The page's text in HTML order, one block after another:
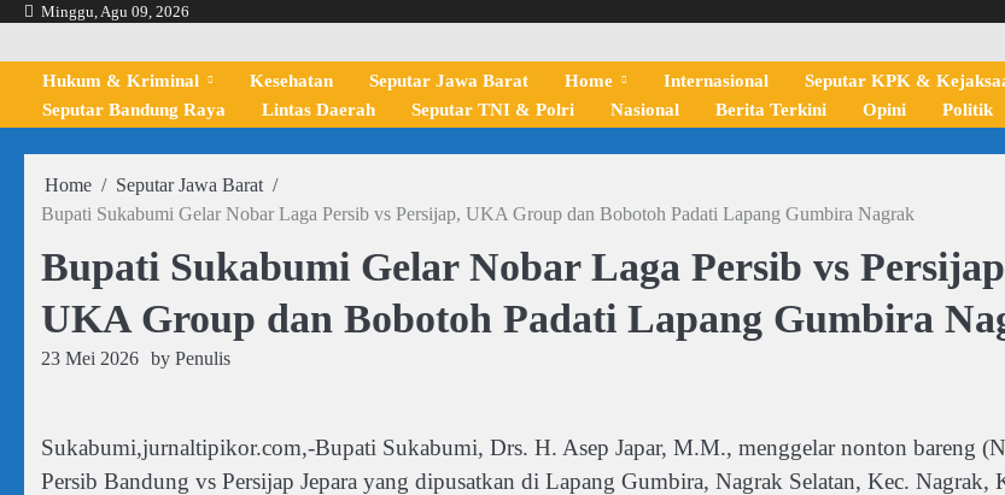
Skip
content
Minggu, Agu 09, 2026
Hukum & Kriminal Kesehatan Seputar Jawa Barat Home Internasional Seputar KPK &
Seputar Bandung Raya
Lintas Daerah Seputar TNI & Polri Nasional Berita Terkini Opini Politik
Home
Seputar Jawa Barat
Bupati Sukabumi Gelar Nobar Laga Persib vs Persijap, UKA Group dan Bobotoh Padati Lapang Gumbira Nagrak
Bupati Sukabumi Gelar Nobar Laga Persib vs
UKA Group dan Bobotoh Padati Lapang Gumbira
23 Mei 2026 by Penulis
Sukabumi,jurnaltipikor.com,-Bupati Sukabumi, Drs. H. Asep Japar, M.M., menggelar nonton bareng
Persib Bandung vs Persijap Jepara yang dipusatkan di Lapang Gumbira, Nagrak Selatan, Kec. Nagrak,